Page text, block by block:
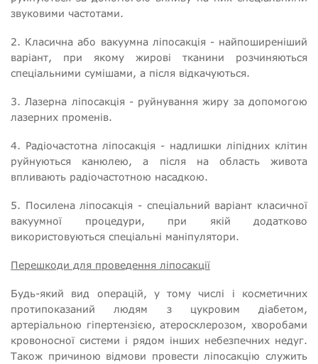
звуковими частотами.
2. Класична або вакуумна ліпосакція - найпоширеніший
варіант, при якому жирові тканини розчиняються
спеціальними сумішами, а після відкачуються.
3. Лазерна ліпосакція - руйнування жиру за допомогою
лазерних променів.
4. Радіочастотна ліпосакція - надлишки ліпідних клітин
руйнуються канюлею, а після на область живота
впливають радіочастотною насадкою.
5. Посилена ліпосакція - спеціальний варіант класичної
вакуумної процедури, при якій додатково
використовуються спеціальні маніпулятори.
Перешкоди для проведення ліпосакції
Будь-який вид операцій, у тому числі і косметичних
протипоказаний людям з цукровим діабетом,
артеріальною гіпертензією, атеросклерозом, хворобами
кровоносної системи і рядом інших небезпечних недуг.
Також причиною відмови провести ліпосакцію служить